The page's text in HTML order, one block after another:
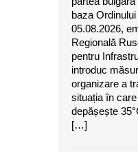
baza
05.08.2026,
Regională
pentru
introduc
organizare a
situația în
depășește
[…]